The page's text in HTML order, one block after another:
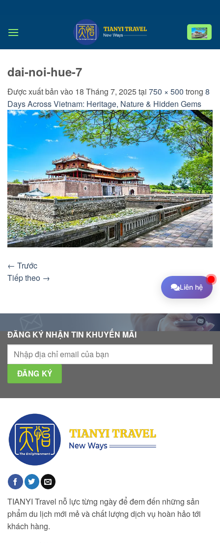
nội
dai-noi-hue-7
Được xuất bản vào 18 Tháng 7, 2025tại 750 × 500 trong 8
Days Across Vietnam: Heritage, Nature & Hidden Gems
← Trước
Tiếp theo →
ĐĂNG KÝ NHẬN TIN KHUYẾN MÃI
TIANYI Travel nỗ lực từng ngày để đem đến những sản
phẩm du lịch mới mẻ và chất lượng dịch vụ hoàn hảo tới
khách hàng.
Liên hệ